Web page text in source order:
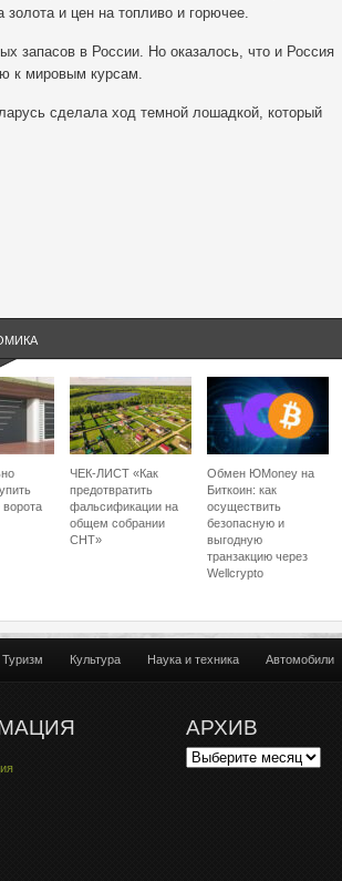
и цен на топливо и горючее.
запасов в России. Но оказалось, что и Россия
к мировым курсам.
сделала ход темной лошадкой, который
ЧЕК-ЛИСТ «Как
предотвратить
фальсификации на
общем собрании
СНТ»
Обмен ЮMoney на
Биткоин: как
осуществить
безопасную и
выгодную
транзакцию через
Wellcrypto
Туризм Культура Наука и техника Автомобили
АРХИВ